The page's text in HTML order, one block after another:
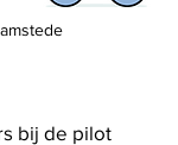
bij de pilot